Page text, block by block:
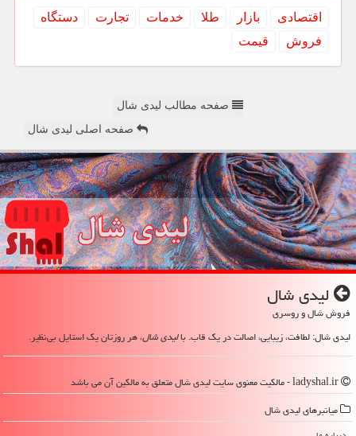
اقتصادی بازار طلا خدمات تجارت
دستگاه
فروش
قیمت
صفحه مطالب لیدی شال
صفحه اصلی لیدی شال
لیدی شال
فروش شال و روسری
لیدی شال: لطافت، زیبایی، اصالت در یک قاب. بالیدی شال، هر روزتان یک استایل بی‌نظیر.
میانبرهای لیدی شال